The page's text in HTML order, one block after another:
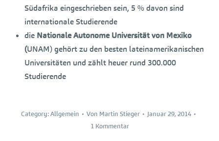
Südafrika eingeschrieben sein, 5 % davon sind
internationale Studierende
die Nationale Autonome Universität von Mexiko
(UNAM) gehört zu den besten lateinamerikanischen
Universitäten und zählt heuer rund 300.000
Studierende
Category:Allgemein Von Martin Stieger
Januar 29, 2014
1 Kommentar